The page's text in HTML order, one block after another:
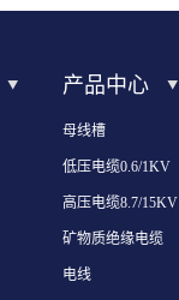
产品中心
母线槽
低压电缆0.6/1KV
高压电缆8.7/15KV
矿物质绝缘电缆
电线